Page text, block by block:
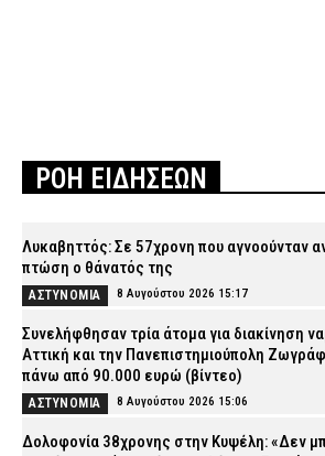
ΡΟΗ ΕΙΔΗΣΕΩΝ
Λυκαβηττός: Σε 57χρονη που αγνοούνταν
πτώση ο θάνατός της
ΑΣΤΥΝΟΜΙΑ 8 Αυγούστου 2026 15:17
Συνελήφθησαν τρία άτομα για διακίνηση
Αττική και την Πανεπιστημιούπολη
πάνω από 90.000 ευρώ (βίντεο)
ΑΣΤΥΝΟΜΙΑ 8 Αυγούστου 2026 15:06
Δολοφονία 38χρονης στην Κυψέλη: «Δεν